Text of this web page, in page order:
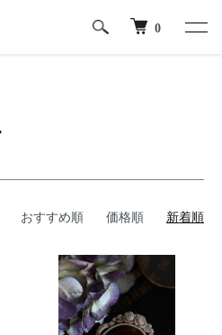
0
おすすめ順 価格順 新着順